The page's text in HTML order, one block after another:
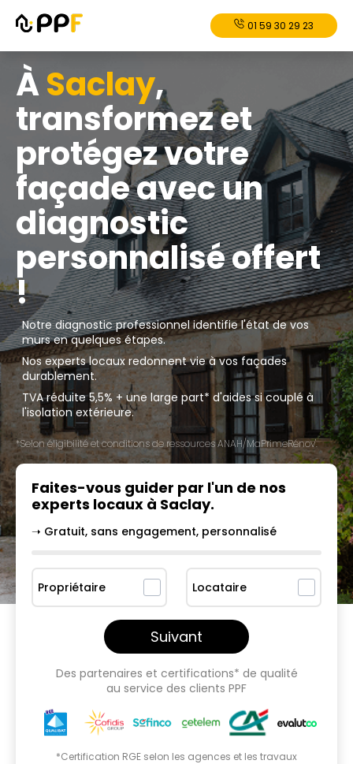
01 59 30 29 23
ÀSaclay,
transformez et
protégez votre
façade avec un
diagnostic
personnalisé offert
!
Notre diagnostic professionnel identifie l'état de vos
murs en quelques étapes.
Nos experts locaux redonnent vie à vos façades
durablement.
TVA réduite 5,5% + une large part* d'aides si couplé à
l'isolation extérieure.
*Selon éligibilité et conditions de ressources ANAH/MaPrimeRénov'.
Faites-vous guider par l'un de nos
experts locaux à Saclay.
➝ Gratuit, sans engagement, personnalisé
Propriétaire Locataire
Suivant
Des partenaires et certifications* de qualité
au service des clients PPF
*Certification RGE selon les agences et les travaux